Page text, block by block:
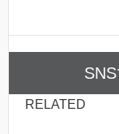
RELATED